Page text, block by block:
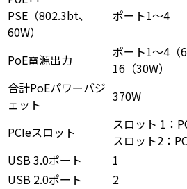
PSE（802.3bt、
60W）
ポート1～4
PoE電源出力
ポート1～4（
16（30W）
合計PoEパワーバジ
ェット
370W
PCIeスロット
スロット 1：
スロット2：
USB 3.0ポート
1
USB 2.0ポート
2